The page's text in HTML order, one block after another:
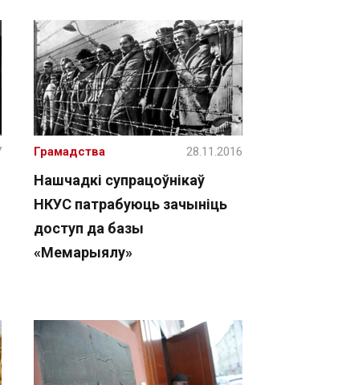
Нашчадкі супрацоўнікаў
НКУС патрабуюць зачыніць
доступ да базы
«Мемарыялу»
Грамадства 28.11.2016